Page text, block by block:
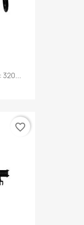
320...
favorite_border